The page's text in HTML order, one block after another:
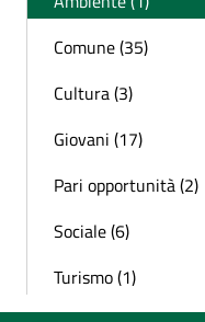
Comune (35)
Cultura (3)
Giovani (17)
Pari opportunità (2)
Sociale (6)
Turismo (1)